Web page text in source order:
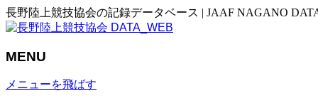
長野陸上競技協会の記録データベース | JAAF NAGANO
MENU
メニューを飛ばす